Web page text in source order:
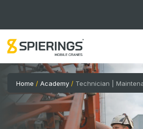
모바일 타워크레인
eLift
Home / Academy / Technician |